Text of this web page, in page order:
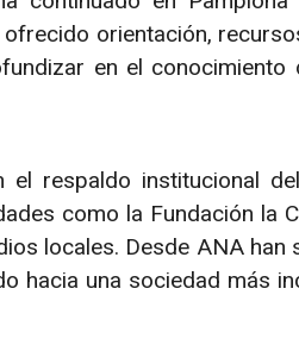
orientación,
en el
respaldo institucional
como la Fundación la
locales. Desde ANA
hacia una sociedad más